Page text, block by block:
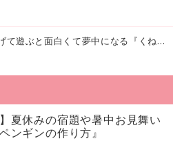
【簡単折り紙】つなげて遊ぶと面白くて夢中になる『くねくねへびさんの作り方』
夏休みの宿題や暑中お見舞い
ンギンの作り方』